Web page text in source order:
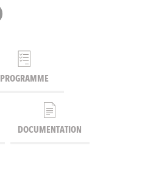
PROGRAMME
DOCUMENTATION